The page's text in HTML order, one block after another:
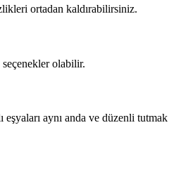
ortadan kaldırabilirsiniz.
olabilir.
aynı anda ve düzenli tutmak